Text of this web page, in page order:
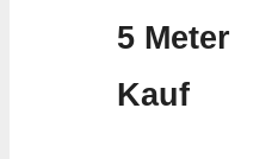
5 Meter
Kauf